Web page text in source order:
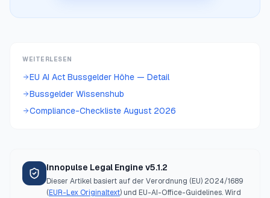
WEITERLESEN
EU AI Act Bussgelder Höhe — Detail
Bussgelder Wissenshub
Compliance-Checkliste August 2026
Innopulse Legal Engine v5.1.2
Dieser Artikel basiert auf der Verordnung (EU) 2024/1689
(EUR-Lex Originaltext) und EU-AI-Office-Guidelines. Wird